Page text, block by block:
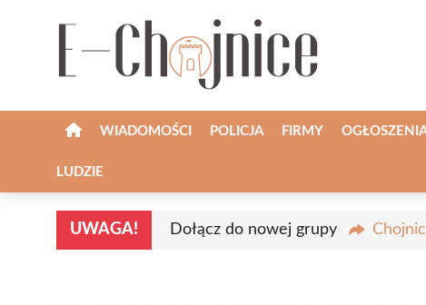
WIADOMOŚCI POLICJA FIRMY
LUDZIE
UWAGA! Dołącz do nowej grupy